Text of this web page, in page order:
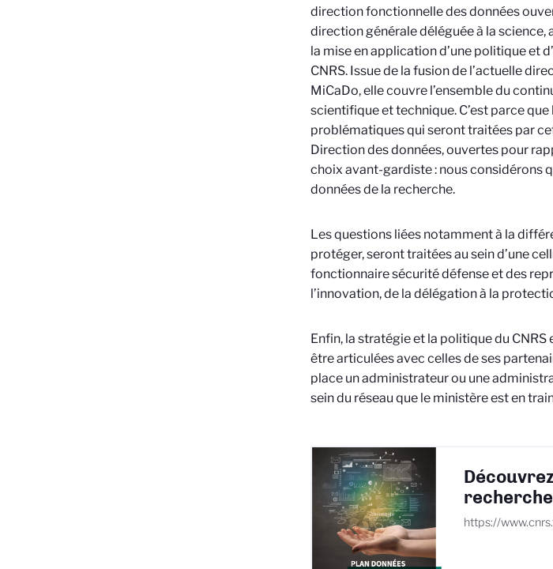
direction fonctionnelle des données
direction générale déléguée à la
la mise en application d’une politique et
CNRS. Issue de la fusion de l’actuelle
MiCaDo, elle couvre l’ensemble du
scientifique et technique. C’est parce
problématiques qui seront traitées par
Direction des données, ouvertes pour
choix avant-gardiste : nous considérons
données de la recherche.
Les questions liées notamment à la
protéger, seront traitées au sein d’une
fonctionnaire sécurité défense et des
l’innovation, de la délégation à la
Enfin, la stratégie et la politique du
être articulées avec celles de ses
place un administrateur ou une
sein du réseau que le ministère est en
recherche
https://